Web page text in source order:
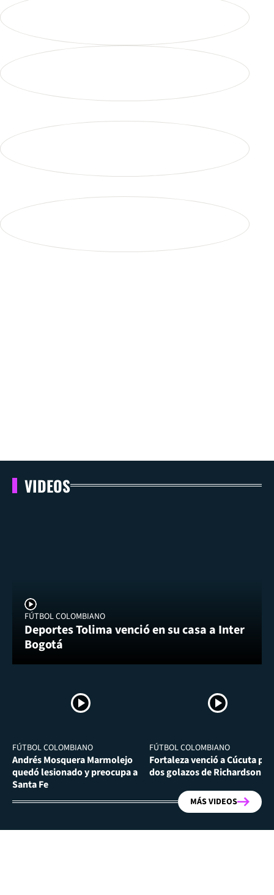
VIDEOS
FÚTBOL COLOMBIANO
Deportes Tolima venció en su casa a Inter
Bogotá
FÚTBOL COLOMBIANO
Andrés Mosquera Marmolejo
quedó lesionado y preocupa a
Santa Fe
FÚTBOL COLOMBIANO
Fortaleza venció a Cúcuta por
dos golazos de Richardson
MÁS VIDEOS